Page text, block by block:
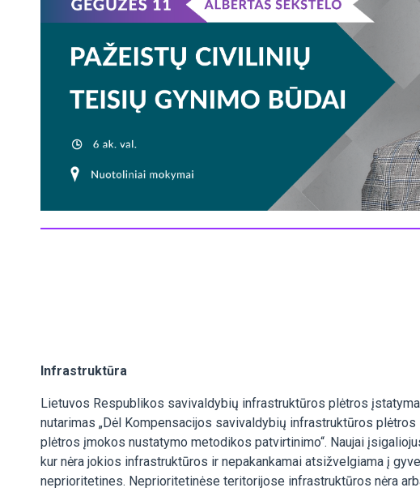
Infrastruktūra
Lietuvos Respublikos savivaldybių infrastruktūros plėtros
nutarimas „Dėl Kompensacijos savivaldybių infrastruktūros
plėtros įmokos nustatymo metodikos patvirtinimo“. Naujai
kur nėra jokios infrastruktūros ir nepakankamai atsižvelgiama į
neprioritetines. Neprioritetinėse teritorijose infrastruktūros nėra